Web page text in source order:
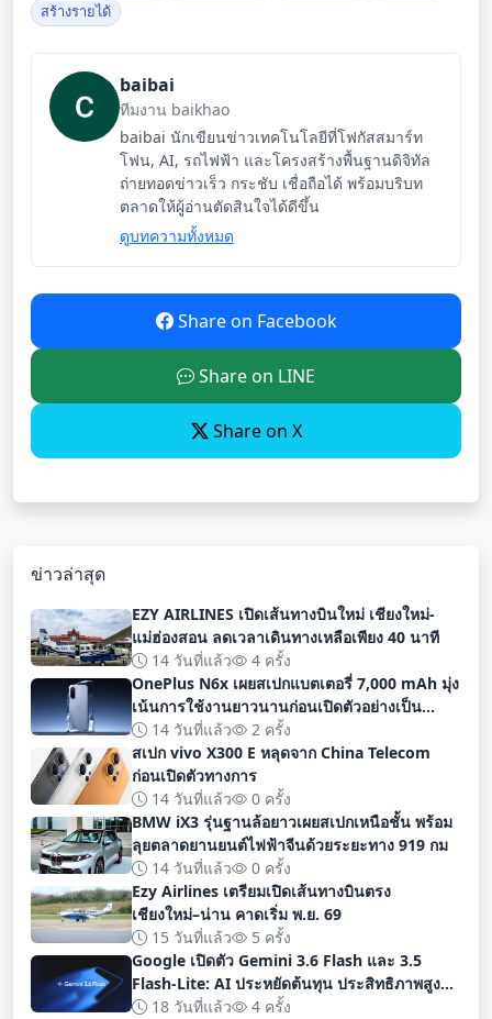
สร้างรายได้
baibai
ทีมงาน baikhao
baibai นักเขียนข่าวเทคโนโลยีที่โฟกัสสมาร์ท
โฟน, AI, รถไฟฟ้า และโครงสร้างพื้นฐานดิจิทัล
ถ่ายทอดข่าวเร็ว กระชับ เชื่อถือได้ พร้อมบริบท
ตลาดให้ผู้อ่านตัดสินใจได้ดีขึ้น
ดูบทความทั้งหมด
Share on Facebook
Share on LINE
Share on X
ข่าวล่าสุด
EZY AIRLINES เปิดเส้นทางบินใหม่ เชียงใหม่-
แม่ฮ่องสอน ลดเวลาเดินทางเหลือเพียง 40 นาที
14 วันที่แล้ว
4 ครั้ง
OnePlus N6x เผยสเปกแบตเตอรี่ 7,000 mAh มุ่ง
เน้นการใช้งานยาวนานก่อนเปิดตัวอย่างเป็น
ทางการ
14 วันที่แล้ว
2 ครั้ง
สเปก vivo X300 E หลุดจาก China Telecom
ก่อนเปิดตัวทางการ
14 วันที่แล้ว
0 ครั้ง
BMW iX3 รุ่นฐานล้อยาวเผยสเปกเหนือชั้น พร้อม
ลุยตลาดยานยนต์ไฟฟ้าจีนด้วยระยะทาง 919 กม
14 วันที่แล้ว
0 ครั้ง
Ezy Airlines เตรียมเปิดเส้นทางบินตรง
เชียงใหม่–น่าน คาดเริ่ม พ.ย. 69
15 วันที่แล้ว
5 ครั้ง
Google เปิดตัว Gemini 3.6 Flash และ 3.5
Flash-Lite: AI ประหยัดต้นทุน ประสิทธิภาพสูง
สำหรับนักพัฒนา
18 วันที่แล้ว 4 ครั้ง